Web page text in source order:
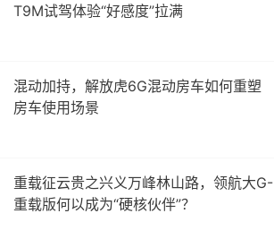
T9M试驾体验“好感度”拉满
混动加持，解放虎6G混动房车如何重塑
房车使用场景
重载征云贵之兴义万峰林山路，领航大G-
重载版何以成为“硬核伙伴”？